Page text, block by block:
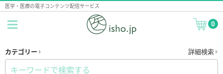
医学・医療の電子コンテンツ配信サービス
0
カテゴリー 詳細検索